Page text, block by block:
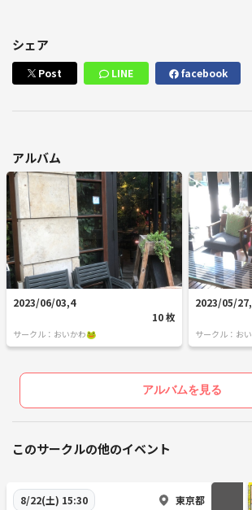
シェア
Post LINE facebook
アルバム
2023/06/03,4
10 枚
サークル：おいかわ🐸
2023/05/
サークル：お
アルバムを見る
このサークルの他のイベント
8/22(土) 15:30 東京都